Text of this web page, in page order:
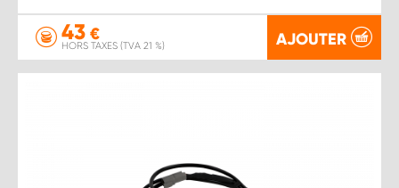
43 €
HORS TAXES (TVA 21 %) AJOUTER